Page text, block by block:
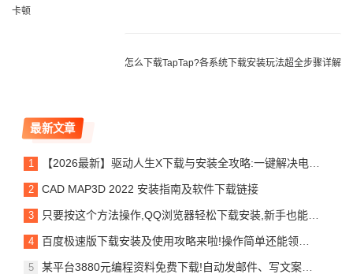
卡顿
怎么下载TapTap?各系统下载安装玩法超全步骤详解
最新文章
【2026最新】驱动人生X下载与安装全攻略:一键解决电脑驱动难题,告别蓝屏卡顿
CAD MAP3D 2022 安装指南及软件下载链接
只要按这个方法操作,QQ浏览器轻松下载安装,新手也能快速上手并使用!
百度极速版下载安装及使用攻略来啦!操作简单还能领金币,快来试试吧!
某平台3880元编程资料免费下载!自动发邮件、写文案、破解下载网络资源等